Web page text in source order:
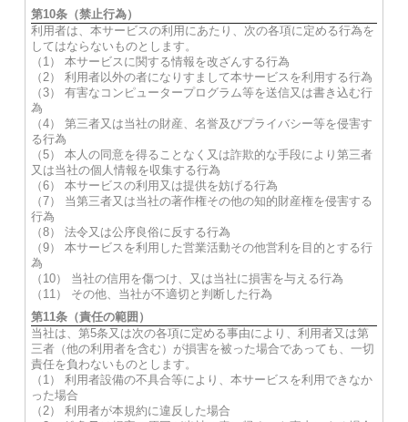
第10条（禁止行為）
利用者は、本サービスの利用にあたり、次の各項に定める行為を
してはならないものとします。
（1） 本サービスに関する情報を改ざんする行為
（2） 利用者以外の者になりすまして本サービスを利用する行為
（3） 有害なコンピュータープログラム等を送信又は書き込む行
為
（4） 第三者又は当社の財産、名誉及びプライバシー等を侵害す
る行為
（5） 本人の同意を得ることなく又は詐欺的な手段により第三者
又は当社の個人情報を収集する行為
（6） 本サービスの利用又は提供を妨げる行為
（7） 当第三者又は当社の著作権その他の知的財産権を侵害する
行為
（8） 法令又は公序良俗に反する行為
（9） 本サービスを利用した営業活動その他営利を目的とする行
為
（10） 当社の信用を傷つけ、又は当社に損害を与える行為
（11） その他、当社が不適切と判断した行為
第11条（責任の範囲）
当社は、第5条又は次の各項に定める事由により、利用者又は第
三者（他の利用者を含む）が損害を被った場合であっても、一切
責任を負わないものとします。
（1） 利用者設備の不具合等により、本サービスを利用できなか
った場合
（2） 利用者が本規約に違反した場合